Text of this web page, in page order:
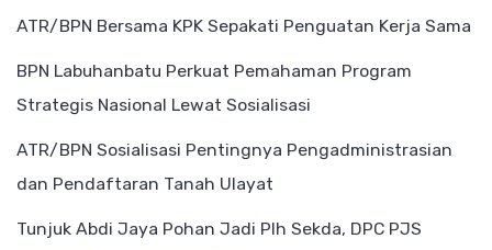
ATR/BPN Bersama KPK Sepakati Penguatan Kerja Sama
BPN Labuhanbatu Perkuat Pemahaman Program
Strategis Nasional Lewat Sosialisasi
ATR/BPN Sosialisasi Pentingnya Pengadministrasian
dan Pendaftaran Tanah Ulayat
Tunjuk Abdi Jaya Pohan Jadi Plh Sekda, DPC PJS